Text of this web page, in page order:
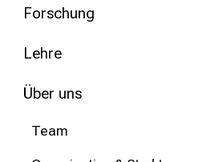
Forschung
Lehre
Über uns
Team